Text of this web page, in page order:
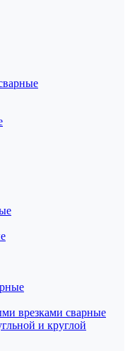
врезками сварные
и круглой